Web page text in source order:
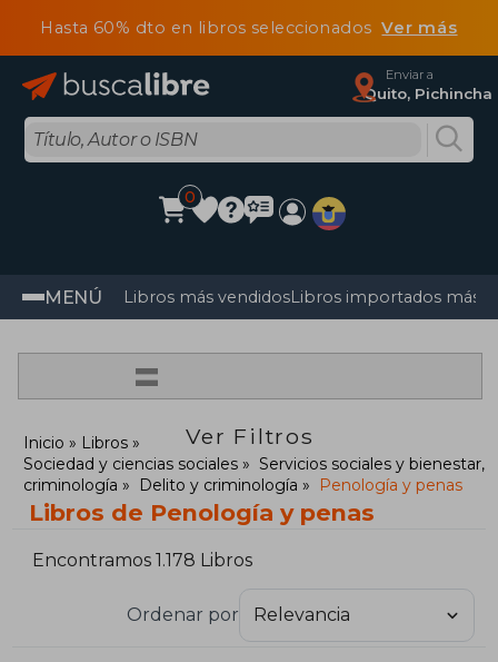
Hasta 60% dto en libros seleccionadosVer más
Enviar a
Quito, Pichincha
0
MENÚ Libros más vendidosLibros importados más
=
Ver Filtros
Inicio
Libros
Sociedad y ciencias sociales
Servicios sociales y bienestar,
criminología
Delito y criminología Penología y penas
Libros de Penología y penas
Encontramos 1.178 Libros
Ordenar por